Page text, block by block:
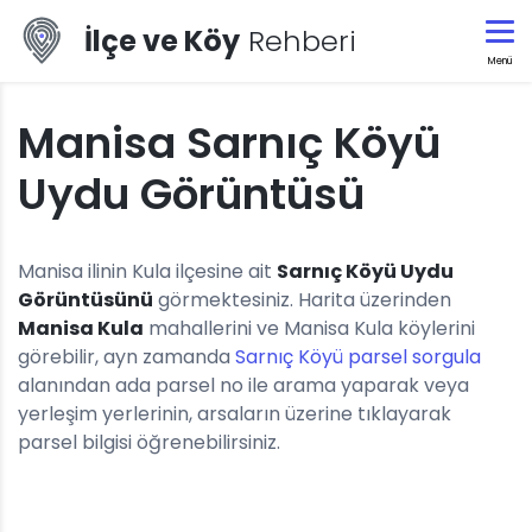
İlçe ve Köy Rehberi
Menü
Manisa Sarnıç Köyü
Uydu Görüntüsü
Manisa ilinin Kula ilçesine ait Sarnıç Köyü Uydu
Görüntüsünü görmektesiniz. Harita üzerinden
Manisa Kula mahallerini ve Manisa Kula köylerini
görebilir, ayn zamanda Sarnıç Köyü parsel sorgula
alanından ada parsel no ile arama yaparak veya
yerleşim yerlerinin, arsaların üzerine tıklayarak
parsel bilgisi öğrenebilirsiniz.